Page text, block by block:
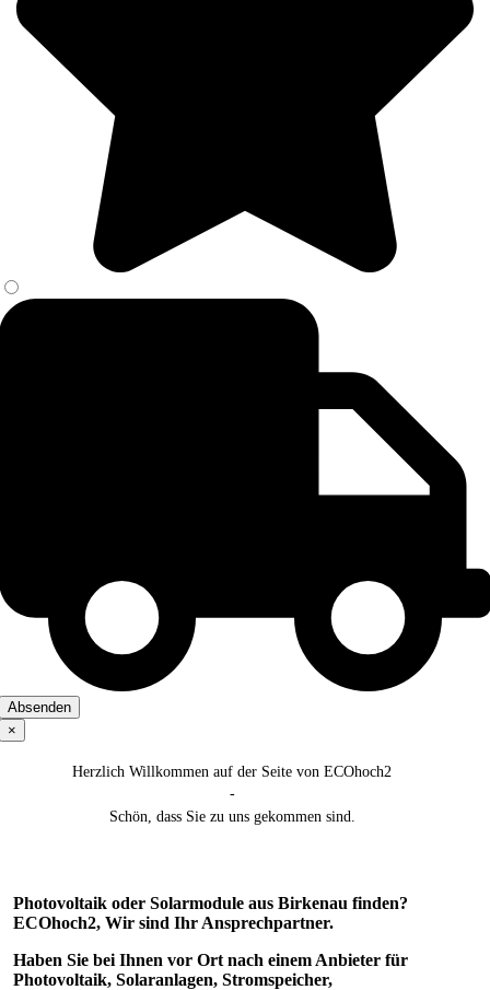
×
Herzlich Willkommen auf der Seite von ECOhoch2
-
Schön, dass Sie zu uns gekommen sind.
Photovoltaik oder Solarmodule aus Birkenau finden?
ECOhoch2, Wir sind Ihr Ansprechpartner.
Haben Sie bei Ihnen vor Ort nach einem Anbieter für
Photovoltaik, Solaranlagen, Stromspeicher,